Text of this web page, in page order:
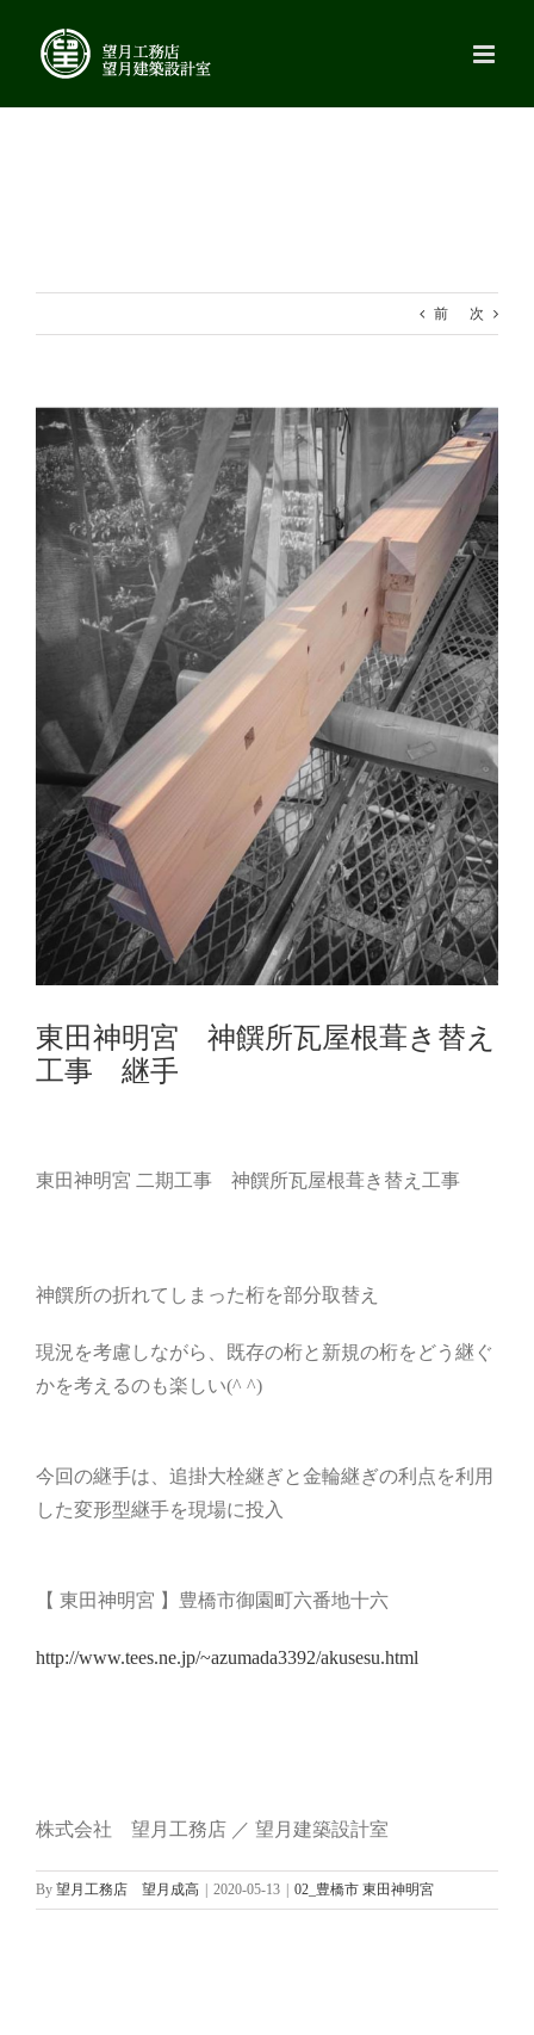
content
前 次
View
Larger
Image
東田神明宮 神饌所瓦屋根葺き替え
工事 継手
東田神明宮 二期工事 神饌所瓦屋根葺き替え工事
神饌所の折れてしまった桁を部分取替え
現況を考慮しながら、既存の桁と新規の桁をどう継ぐ
かを考えるのも楽しい(^ ^)
今回の継手は、追掛大栓継ぎと金輪継ぎの利点を利用
した変形型継手を現場に投入
【 東田神明宮 】豊橋市御園町六番地十六
http://www.tees.ne.jp/~azumada3392/akusesu.html
株式会社 望月工務店 ／ 望月建築設計室
By 望月工務店 望月成高 2020-05-13 02_豊橋市 東田神明宮